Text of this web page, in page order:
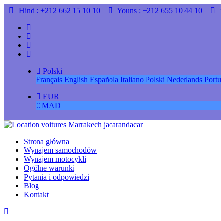
Hind : +212 662 15 10 10 | Youns : +212 655 10 44 10 |
Polski
Français English Española Italiano Polski Nederlands
EUR
€ MAD
Strona główna
Wynajem samochodów
Wynajem motocykli
Ogólne warunki
Pytania i odpowiedzi
Blog
Kontakt